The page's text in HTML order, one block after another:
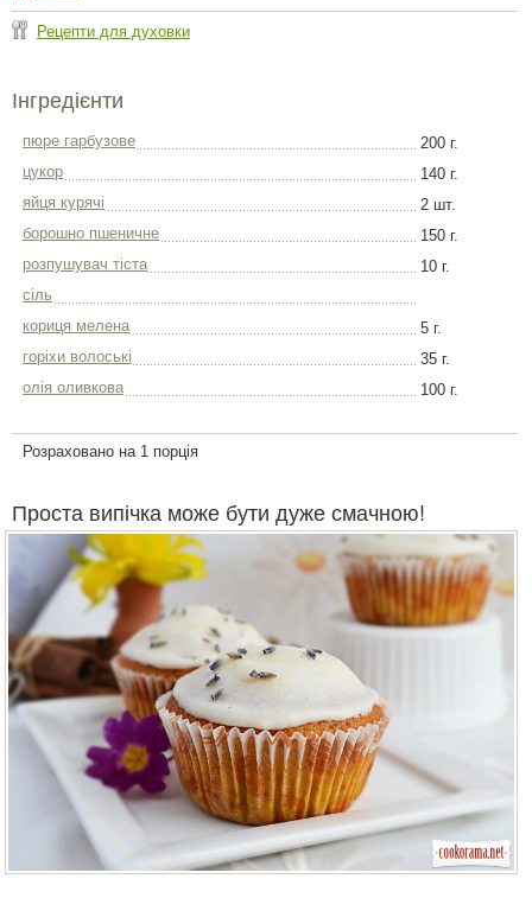
Рецепти для духовки
Інгредієнти
пюре гарбузове
200 г.
цукор
140 г.
яйця курячі
2 шт.
борошно пшеничне
150 г.
розпушувач тіста
10 г.
сіль
кориця мелена
5 г.
горіхи волоські
35 г.
олія оливкова
100 г.
Розраховано на 1 порція
Проста випічка може бути дуже смачною!